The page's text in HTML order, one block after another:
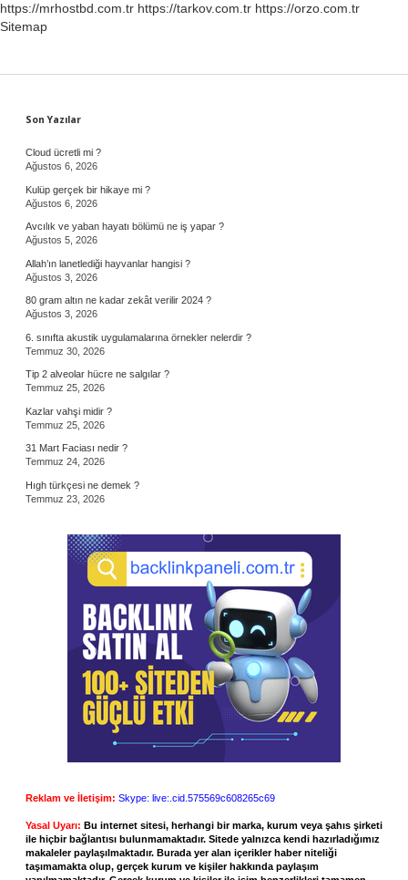
https://mrhostbd.com.tr https://tarkov.com.tr https://orzo.com.tr
Sitemap
Sidebar
Son Yazılar
Cloud ücretli mi ?
Ağustos 6, 2026
Kulüp gerçek bir hikaye mi ?
Ağustos 6, 2026
Avcılık ve yaban hayatı bölümü ne iş yapar ?
Ağustos 5, 2026
Allah’ın lanetlediği hayvanlar hangisi ?
Ağustos 3, 2026
80 gram altın ne kadar zekât verilir 2024 ?
Ağustos 3, 2026
6. sınıfta akustik uygulamalarına örnekler nelerdir ?
Temmuz 30, 2026
Tip 2 alveolar hücre ne salgılar ?
Temmuz 25, 2026
Kazlar vahşi midir ?
Temmuz 25, 2026
31 Mart Faciası nedir ?
Temmuz 24, 2026
Hıgh türkçesi ne demek ?
Temmuz 23, 2026
Reklam ve İletişim: Skype: live:.cid.575569c608265c69
Yasal Uyarı: Bu internet sitesi, herhangi bir marka, kurum veya şahıs şirketi
ile hiçbir bağlantısı bulunmamaktadır. Sitede yalnızca kendi hazırladığımız
makaleler paylaşılmaktadır. Burada yer alan içerikler haber niteliği
taşımamakta olup, gerçek kurum ve kişiler hakkında paylaşım